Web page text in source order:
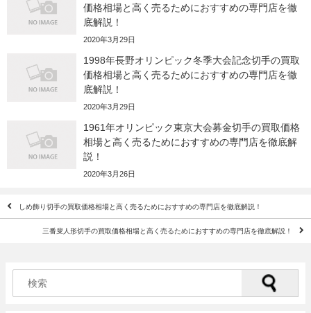
価格相場と高く売るためにおすすめの専門店を徹
底解説！
2020年3月29日
1998年長野オリンピック冬季大会記念切手の買取
価格相場と高く売るためにおすすめの専門店を徹
底解説！
2020年3月29日
1961年オリンピック東京大会募金切手の買取価格
相場と高く売るためにおすすめの専門店を徹底解
説！
2020年3月26日
しめ飾り切手の買取価格相場と高く売るためにおすすめの専門店を徹底解説！
三番叟人形切手の買取価格相場と高く売るためにおすすめの専門店を徹底解説！